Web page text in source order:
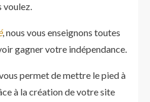
voulez.
, nous vous enseignons toutes
gagner votre indépendance.
permet de mettre le pied à
à la création de votre site